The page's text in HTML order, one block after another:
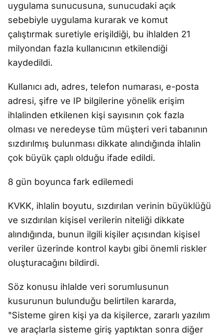
uygulama sunucusuna, sunucudaki açık
sebebiyle uygulama kurarak ve komut
çalıştırmak suretiyle erişildiği, bu ihlalden 21
milyondan fazla kullanıcının etkilendiği
kaydedildi.
Kullanıcı adı, adres, telefon numarası, e-posta
adresi, şifre ve IP bilgilerine yönelik erişim
ihlalinden etkilenen kişi sayısının çok fazla
olması ve neredeyse tüm müşteri veri tabanının
sızdırılmış bulunması dikkate alındığında ihlalin
çok büyük çaplı olduğu ifade edildi.
8 gün boyunca fark edilemedi
KVKK, ihlalin boyutu, sızdırılan verinin büyüklüğü
ve sızdırılan kişisel verilerin niteliği dikkate
alındığında, bunun ilgili kişiler açısından kişisel
veriler üzerinde kontrol kaybı gibi önemli riskler
oluşturacağını bildirdi.
Söz konusu ihlalde veri sorumlusunun
kusurunun bulunduğu belirtilen kararda,
"Sisteme giren kişi ya da kişilerce, zararlı yazılım
ve araçlarla sisteme giriş yaptıktan sonra diğer